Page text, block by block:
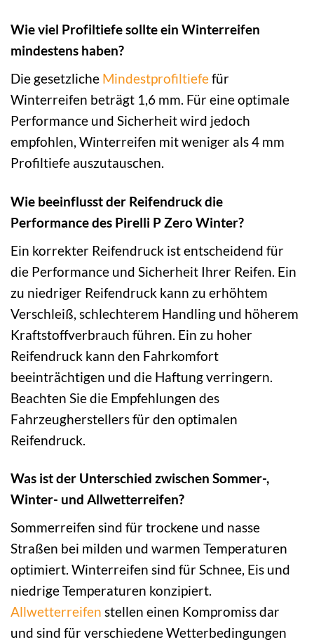
Wie viel Profiltiefe sollte ein Winterreifen
mindestens haben?
Die gesetzliche Mindestprofiltiefefür
Winterreifen beträgt 1,6 mm. Für eine optimale
Performance und Sicherheit wird jedoch
empfohlen, Winterreifen mit weniger als 4 mm
Profiltiefe auszutauschen.
Wie beeinflusst der Reifendruck die
Performance des Pirelli P Zero Winter?
Ein korrekter Reifendruck ist entscheidend für
die Performance und Sicherheit Ihrer Reifen. Ein
zu niedriger Reifendruck kann zu erhöhtem
Verschleiß, schlechterem Handling und höherem
Kraftstoffverbrauch führen. Ein zu hoher
Reifendruck kann den Fahrkomfort
beeinträchtigen und die Haftung verringern.
Beachten Sie die Empfehlungen des
Fahrzeugherstellers für den optimalen
Reifendruck.
Was ist der Unterschied zwischen Sommer-,
Winter- und Allwetterreifen?
Sommerreifen sind für trockene und nasse
Straßen bei milden und warmen Temperaturen
optimiert. Winterreifen sind für Schnee, Eis und
niedrige Temperaturen konzipiert.
Allwetterreifen stellen einen Kompromiss dar
und sind für verschiedene Wetterbedingungen